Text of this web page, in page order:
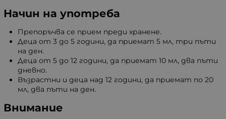
Начин на употреба
Препоръчва се прием преди хранене.
Деца от 3 до 5 години, да приемат 5 мл, три пъти
на ден.
Деца от 5 до 12 години, да приемат 10 мл, два пъти
дневно.
Възрастни и деца над 12 години, да приемат по 20
мл, два пъти на ден.
Внимание